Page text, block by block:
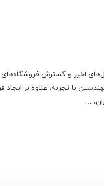
تغذیه سوئیچینگ و تجهیزات کامپیوتری از سال 1385 آغاز نمود. در طی گذشت سال‌های اخیر
با تجربه، علاوه بر ایجاد
…